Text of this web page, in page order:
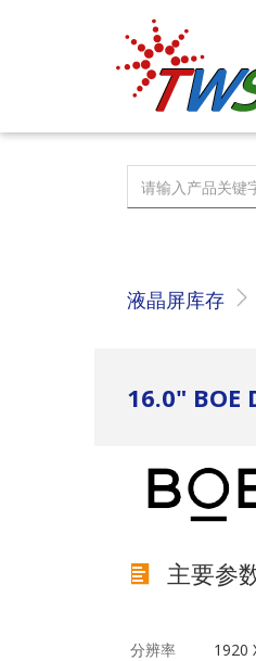
台亚光电
液晶屏库存
16.0" BOE
主要参
分辨率 1920